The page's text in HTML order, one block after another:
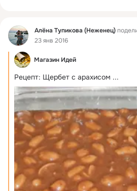
Фид Алёна Тупикова (Неженец)
23 янв 2016
Магазин Идей
Рецепт: Щербет с арахисом ...